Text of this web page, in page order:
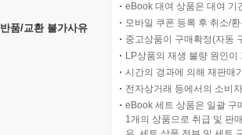
반품/교환 불가사유
eBook 대여 상품은 대여 기
모바일 쿠폰 등록 후 취소/
중고상품이 구매확정(자동
LP상품의 재생 불량 원인
시간의 경과에 의해 재판매
전자상거래 등에서의 소비
eBook 세트 상품은 일괄 구
1개의 상품으로 취급 및 판